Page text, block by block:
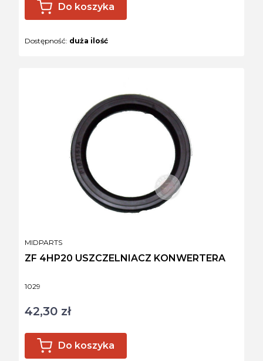
Do koszyka
Dostępność: duża ilość
Kod produktu
1029
ZF 4HP20 USZCZELNIACZ KONWERTERA
PRODUCENT
MIDPARTS
Cena
42,30 zł
Do koszyka